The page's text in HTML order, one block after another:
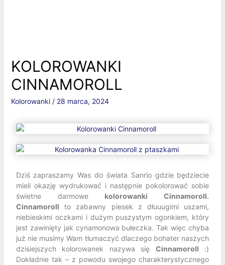
KOLOROWANKI
CINNAMOROLL
Kolorowanki/ 28 marca, 2024
Dziś zapraszamy Was do świata Sanrio gdzie będziecie
mieli okazję wydrukować i następnie pokolorować sobie
świetne darmowe kolorowanki Cinnamoroll.
Cinnamoroll to zabawny piesek z dłuuugimi uszami,
niebieskimi oczkami i dużym puszystym ogonkiem, który
jest zawinięty jak cynamonowa bułeczka. Tak więc chyba
już nie musimy Wam tłumaczyć dlaczego bohater naszych
dzisiejszych kolorowanek nazywa się Cinnamoroll :)
Dokładnie tak – z powodu swojego charakterystycznego